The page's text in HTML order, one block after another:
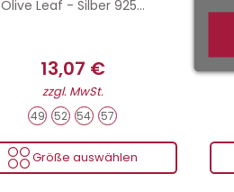
Olive Leaf - Silber 925...
13,07 €
zzgl. MwSt.
49 52 54 57
Größe auswählen